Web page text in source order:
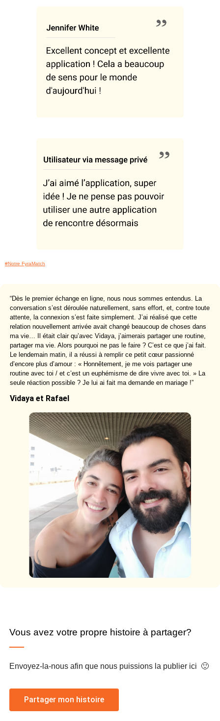
#Notre FyraMatch
“Dès le premier échange en ligne, nous nous sommes entendus. La
conversation s’est déroulée naturellement, sans effort, et, contre toute
attente, la connexion s’est faite simplement. J’ai réalisé que cette
relation nouvellement arrivée avait changé beaucoup de choses dans
ma vie… Il était clair qu’avec Vidaya, j’aimerais partager une routine,
partager ma vie. Alors pourquoi ne pas le faire ? C’est ce que j’ai fait.
Le lendemain matin, il a réussi à remplir ce petit cœur passionné
d’encore plus d’amour : « Honnêtement, je me vois partager une
routine avec toi / et c’est un euphémisme de dire vivre avec toi. » La
seule réaction possible ? Je lui ai fait ma demande en mariage !”
Vidaya et Rafael
Vous avez votre propre histoire à partager?
Envoyez-la-nous afin que nous puissions la publier ici 🙂
Partager mon histoire